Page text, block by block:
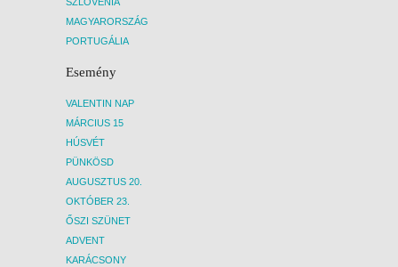
SZLOVÉNIA
MAGYARORSZÁG
PORTUGÁLIA
Esemény
VALENTIN NAP
MÁRCIUS 15
HÚSVÉT
PÜNKÖSD
AUGUSZTUS 20.
OKTÓBER 23.
ŐSZI SZÜNET
ADVENT
KARÁCSONY